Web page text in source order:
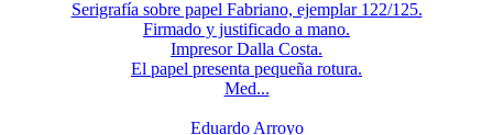
Serigrafía sobre papel Fabriano, ejemplar 122/125.
Firmado y justificado a mano.
Impresor Dalla Costa.
El papel presenta pequeña rotura.
Med...
Eduardo Arroyo